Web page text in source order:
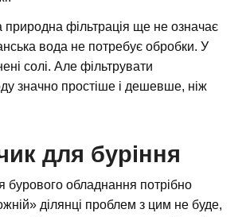
фільтрація ще не означає
вода не потребує обробки. У
солі. Але фільтрувати
значно простіше і дешевше, ніж
для буріння
бурового обладнання потрібно
ділянці проблем з цим не буде,